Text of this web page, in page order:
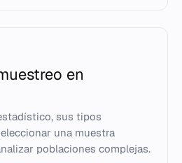
en
sus tipos
una muestra
poblaciones complejas.